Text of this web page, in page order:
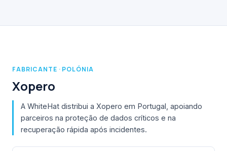
FABRICANTE · POLÓNIA
Xopero
A WhiteHat distribui a Xopero em Portugal, apoiando
parceiros na proteção de dados críticos e na
recuperação rápida após incidentes.